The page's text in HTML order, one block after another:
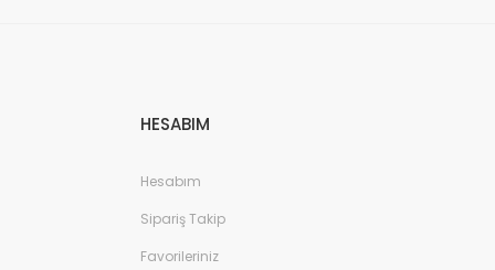
HESABIM
Hesabım
Sipariş Takip
Favorileriniz